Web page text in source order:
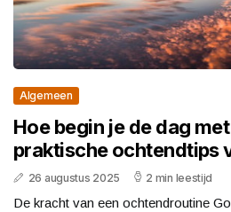
Algemeen
Hoe begin je de dag
praktische ochtendtips
26 augustus 2025 2 min leestijd
De kracht van een ochtendroutine